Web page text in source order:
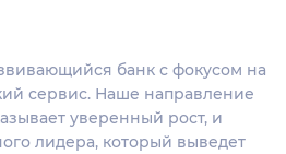
банк с фокусом на
сервис. Наше направление
уверенный рост, и
лидера, который выведет